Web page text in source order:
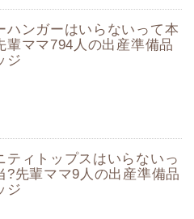
ハンガーはいらないって本
輩ママ794人の出産準備品
ジ
ティトップスはいらないっ
?先輩ママ9人の出産準備品
ジ